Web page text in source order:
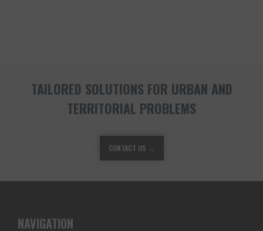
TAILORED SOLUTIONS FOR URBAN AND
TERRITORIAL PROBLEMS
CONTACT US →
NAVIGATION